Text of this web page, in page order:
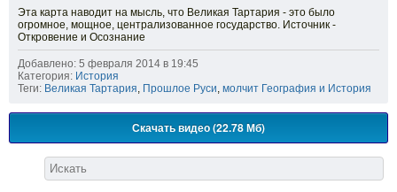
Эта карта наводит на мысль, что Великая Тартария - это было
огромное, мощное, централизованное государство. Источник -
Откровение и Осознание
Добавлено: 5 февраля 2014 в 19:45
Категория: История
Теги: Великая Тартария, Прошлое Руси, молчит География и История
Скачать видео (22.78 Мб)